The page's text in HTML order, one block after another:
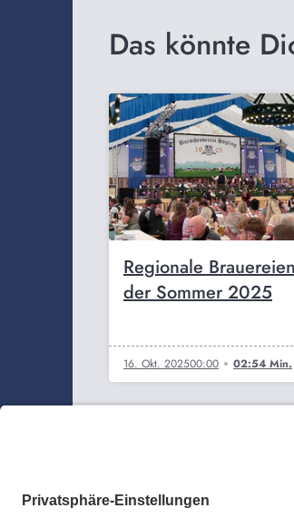
Das könnte
Regionale
der Sommer 2025
16. Okt. 202500:00 02:54 Min.